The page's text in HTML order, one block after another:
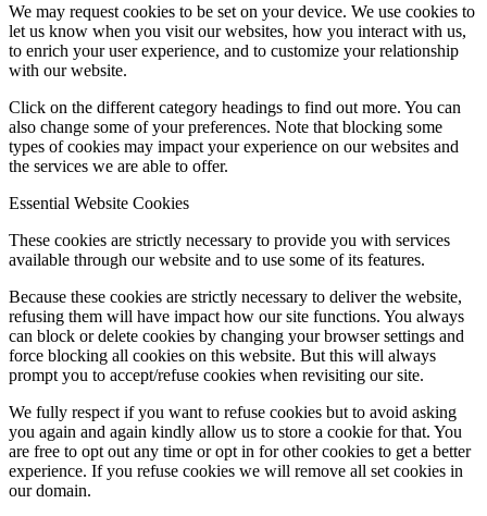
We may request cookies to be set on your device. We use cookies to
let us know when you visit our websites, how you interact with us,
to enrich your user experience, and to customize your relationship
with our website.
Click on the different category headings to find out more. You can
also change some of your preferences. Note that blocking some
types of cookies may impact your experience on our websites and
the services we are able to offer.
Essential Website Cookies
These cookies are strictly necessary to provide you with services
available through our website and to use some of its features.
Because these cookies are strictly necessary to deliver the website,
refusing them will have impact how our site functions. You always
can block or delete cookies by changing your browser settings and
force blocking all cookies on this website. But this will always
prompt you to accept/refuse cookies when revisiting our site.
We fully respect if you want to refuse cookies but to avoid asking
you again and again kindly allow us to store a cookie for that. You
are free to opt out any time or opt in for other cookies to get a better
experience. If you refuse cookies we will remove all set cookies in
our domain.